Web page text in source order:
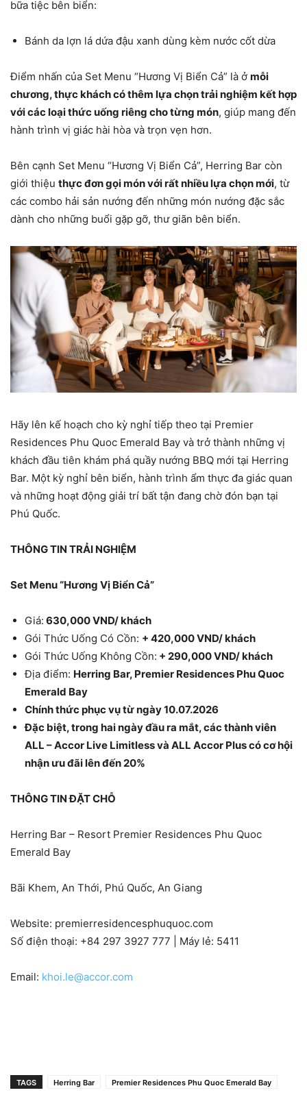
bữa tiệc bên biển:
Bánh da lợn lá dứa đậu xanh dùng kèm nước cốt dừa
Điểm nhấn của Set Menu “Hương Vị Biển Cả” là ở mỗi
chương, thực khách có thêm lựa chọn trải nghiệm kết hợp
với các loại thức uống riêng cho từng món, giúp mang đến
hành trình vị giác hài hòa và trọn vẹn hơn.
Bên cạnh Set Menu “Hương Vị Biển Cả”, Herring Bar còn
giới thiệu thực đơn gọi món với rất nhiều lựa chọn mới, từ
các combo hải sản nướng đến những món nướng đặc sắc
dành cho những buổi gặp gỡ, thư giãn bên biển.
Hãy lên kế hoạch cho kỳ nghỉ tiếp theo tại Premier
Residences Phu Quoc Emerald Bay và trở thành những vị
khách đầu tiên khám phá quầy nướng BBQ mới tại Herring
Bar. Một kỳ nghỉ bên biển, hành trình ẩm thực đa giác quan
và những hoạt động giải trí bất tận đang chờ đón bạn tại
Phú Quốc.
THÔNG TIN TRẢI NGHIỆM
Set Menu “Hương Vị Biển Cả”
Giá: 630,000 VND/ khách
Gói Thức Uống Có Cồn: + 420,000 VND/ khách
Gói Thức Uống Không Cồn: + 290,000 VND/ khách
Địa điểm: Herring Bar, Premier Residences Phu Quoc
Emerald Bay
Chính thức phục vụ từ ngày 10.07.2026
Đặc biệt, trong hai ngày đầu ra mắt, các thành viên
ALL – Accor Live Limitless và ALL Accor Plus có cơ hội
nhận ưu đãi lên đến 20%
THÔNG TIN ĐẶT CHỖ
Herring Bar – Resort Premier Residences Phu Quoc
Emerald Bay
Bãi Khem, An Thới, Phú Quốc, An Giang
Website: premierresidencesphuquoc.com
Số điện thoại: +84 297 3927 777 | Máy lẻ: 5411
Email: khoi.le@accor.com
TAGS Herring Bar Premier Residences Phu Quoc Emerald Bay